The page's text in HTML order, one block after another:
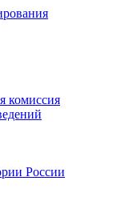
комиссия
России